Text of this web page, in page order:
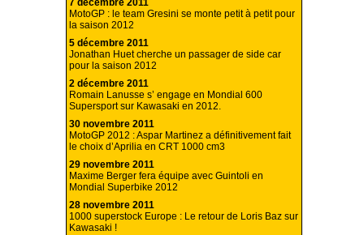
7 décembre 2011
MotoGP : le team Gresini se monte petit à petit pour
la saison 2012
5 décembre 2011
Jonathan Huet cherche un passager de side car
pour la saison 2012
2 décembre 2011
Romain Lanusse s’ engage en Mondial 600
Supersport sur Kawasaki en 2012.
30 novembre 2011
MotoGP 2012 : Aspar Martinez a définitivement fait
le choix d’Aprilia en CRT 1000 cm3
29 novembre 2011
Maxime Berger fera équipe avec Guintoli en
Mondial Superbike 2012
28 novembre 2011
1000 superstock Europe : Le retour de Loris Baz sur
Kawasaki !